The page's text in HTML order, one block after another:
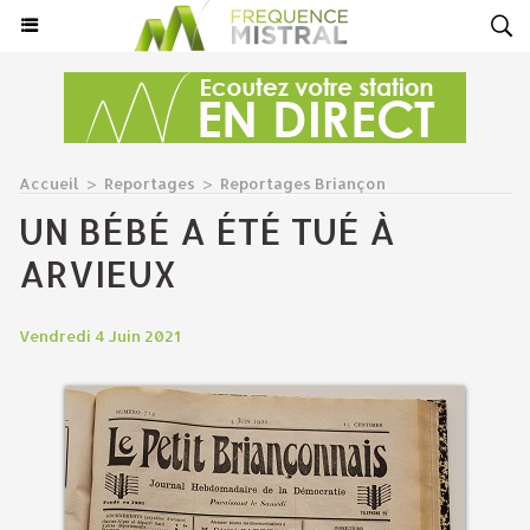
Accueil > Reportages > Reportages Briançon
UN BÉBÉ A ÉTÉ TUÉ À
ARVIEUX
Vendredi 4 Juin 2021